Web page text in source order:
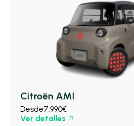
Citroën AMI
Desde7.990€
Ver detalles